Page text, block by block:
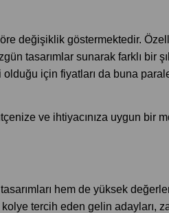
değişiklik göstermektedir.
tasarımlar sunarak farklı bir
için fiyatları da buna
ve ihtiyacınıza uygun
hem de yüksek
tercih eden gelin